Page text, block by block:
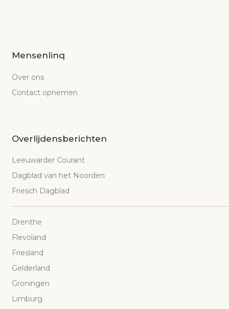
Mensenlinq
Over ons
Contact opnemen
Overlijdensberichten
Leeuwarder Courant
Dagblad van het Noorden
Friesch Dagblad
Drenthe
Flevoland
Friesland
Gelderland
Groningen
Limburg